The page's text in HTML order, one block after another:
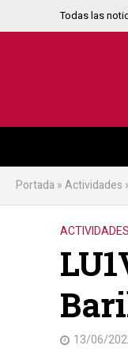
Todas las
Portada »Actividades
ACTIVIDADES
13/06/